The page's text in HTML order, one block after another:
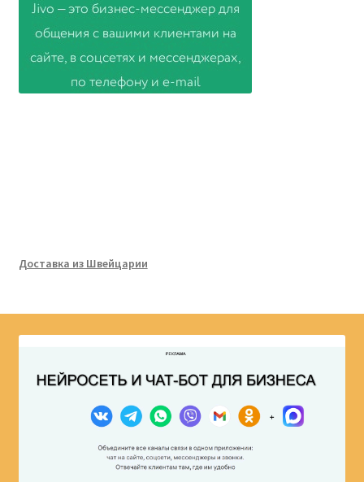
Доставка из Швейцарии